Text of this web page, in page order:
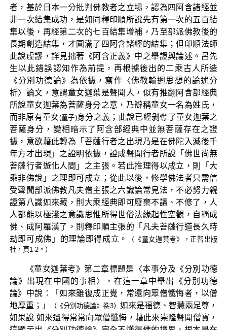
者，基於日本一分批判佛教者之立場，認為四阿含諸經並
非一次結集成功，是如同釋印順所說先有第一次的五百結
集以後，再經第二次的七百結集增補，乃至部派佛教後的
長期創造結集，才圓滿了四阿含諸經的結集；但印順法師
此說虛謬，詳見拙著《阿含正義》中之舉證與論述。呂先
生以此錯誤認知作為前提，再根據後出的二乘古人所造
《分別功德論》為依據，寫作〈佛教輪迴思想的論述分
析〉論文，意謂童女迦葉是聲聞人，似有推翻阿含部經典
所說童女迦葉為菩薩身分之意，乃辯稱童女一名為姓氏，
而非原有童女(童子)身分之義；此說已經剝奪了童女迦葉之
菩薩身分，變相暗示了阿含部經典中並無菩薩存在之證
據，意欲藉此轉為「菩薩行者之出現乃是在佛陀入滅後千
年方才出現」之證明依據，證成聲聞行者所說「佛世尚無
菩薩行者遊化人間」之主張。若此推理得以成立，則「大
乘非佛說」之理即可成立；從此以後，修學佛法者只需信
受聲聞部派佛教凡夫僧主張之六識論常見法，不必努力親
證第八識如來藏，則大乘經典即可廢棄不讀、不修了，人
人都能以極淺之意識思惟所得世俗法緣起性空觀，自稱成
佛、成阿羅漢了，則釋印順主張的「凡夫菩薩行道長久時
劫即可成佛」的理論即得成立。
（《童女迦葉考》，正智出版
社，頁1-2。）
《童女迦葉考》第二章標題是〈本事分及《分別功德
論》出現在中國的事相〉，在這一章中舉出《分別功德
論》中說：「如來雖復成正覺，常還向眾僧懺悔者，以僧
地厚重；」
（《分別功德論》卷3） 如來是福德、智慧兩足尊，
如果說 如來還得常常向眾僧懺悔，藉此來崇隆聲聞僧寶，